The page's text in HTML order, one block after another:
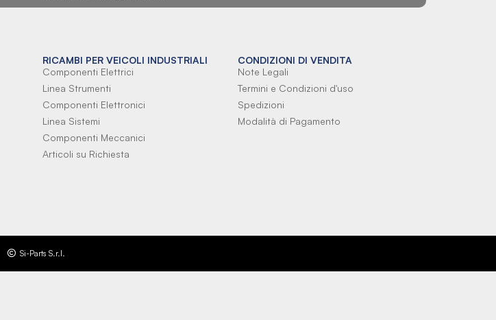
RICAMBI PER VEICOLI INDUSTRIALI
Componenti Elettrici
Linea Strumenti
Componenti Elettronici
Linea Sistemi
Componenti Meccanici
Articoli su Richiesta
CONDIZIONI DI VENDITA
Note Legali
Termini e Condizioni d'uso
Spedizioni
Modalità di Pagamento
Si-Parts S.r.l.